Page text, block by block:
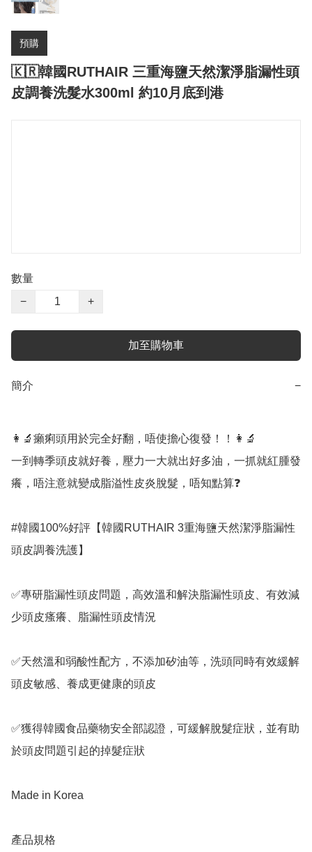
預購
🇰🇷韓國RUTHAIR 三重海鹽天然潔淨脂漏性頭
皮調養洗髮水300ml 約10月底到港
數量
−
+
加至購物車
簡介 −
👩‍🔬癩痢頭用於完全好翻，唔使擔心復發！！👩‍🔬
一到轉季頭皮就好養，壓力一大就出好多油，一抓就紅腫發
癢，唔注意就變成脂溢性皮炎脫髮，唔知點算❓
#韓國100%好評【韓國RUTHAIR 3重海鹽天然潔淨脂漏性
頭皮調養洗護】
✅專研脂漏性頭皮問題，高效溫和解決脂漏性頭皮、有效減
少頭皮瘙癢、脂漏性頭皮情況
✅天然溫和弱酸性配方，不添加矽油等，洗頭同時有效緩解
頭皮敏感、養成更健康的頭皮
✅獲得韓國食品藥物安全部認證，可緩解脫髮症狀，並有助
於頭皮問題引起的掉髮症狀
Made in Korea
產品規格